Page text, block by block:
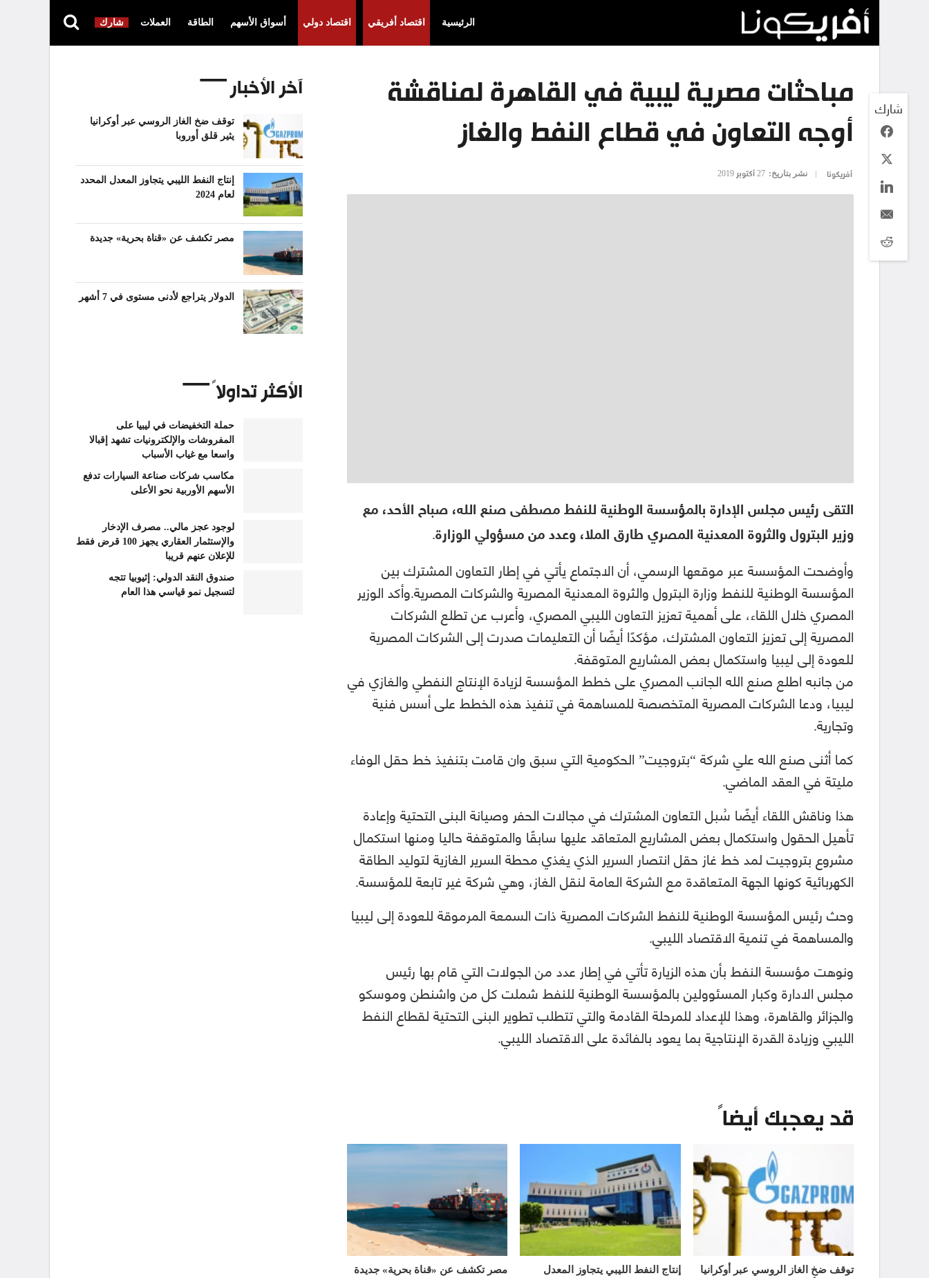
الرئيسية اقتصاد أفريقي اقتصاد دولي أسواق الأسهم الطاقة العملات شارك
مباحثات مصرية ليبية في القاهرة لمناقشة
أوجه التعاون في قطاع النفط والغاز
أفريكونا نشر بتاريخ: 27 أكتوبر 2019
شارك
التقى رئيس مجلس الإدارة بالمؤسسة الوطنية للنفط مصطفى صنع الله، صباح الأحد، مع
وزير البترول والثروة المعدنية المصري طارق الملا، وعدد من مسؤولي الوزارة.
وأوضحت المؤسسة عبر موقعها الرسمي، أن الاجتماع يأتي في إطار التعاون المشترك بين
المؤسسة الوطنية للنفط وزارة البترول والثروة المعدنية المصرية والشركات المصرية.وأكد الوزير
المصري خلال اللقاء، على أهمية تعزيز التعاون الليبي المصري، وأعرب عن تطلع الشركات
المصرية إلى تعزيز التعاون المشترك، مؤكدًا أيضًا أن التعليمات صدرت إلى الشركات المصرية
للعودة إلى ليبيا واستكمال بعض المشاريع المتوقفة.
من جانبه اطلع صنع الله الجانب المصري على خطط المؤسسة لزيادة الإنتاج النفطي والغازي في
ليبيا، ودعا الشركات المصرية المتخصصة للمساهمة في تنفيذ هذه الخطط على أسس فنية
وتجارية.
كما أثنى صنع الله علي شركة “بتروجيت” الحكومية التي سبق وان قامت بتنفيذ خط حقل الوفاء
مليتة في العقد الماضي.
هذا وناقش اللقاء أيضًا سُبل التعاون المشترك في مجالات الحفر وصيانة البنى التحتية وإعادة
تأهيل الحقول واستكمال بعض المشاريع المتعاقد عليها سابقًا والمتوقفة حاليا ومنها استكمال
مشروع بتروجيت لمد خط غاز حقل انتصار السرير الذي يغذي محطة السرير الغازية لتوليد الطاقة
الكهربائية كونها الجهة المتعاقدة مع الشركة العامة لنقل الغاز، وهي شركة غير تابعة للمؤسسة.
وحث رئيس المؤسسة الوطنية للنفط الشركات المصرية ذات السمعة المرموقة للعودة إلى ليبيا
والمساهمة في تنمية الاقتصاد الليبي.
ونوهت مؤسسة النفط بأن هذه الزيارة تأتي في إطار عدد من الجولات التي قام بها رئيس
مجلس الادارة وكبار المسئوولين بالمؤسسة الوطنية للنفط شملت كل من واشنطن وموسكو
والجزائر والقاهرة، وهذا للإعداد للمرحلة القادمة والتي تتطلب تطوير البنى التحتية لقطاع النفط
الليبي وزيادة القدرة الإنتاجية بما يعود بالفائدة على الاقتصاد الليبي.
قد يعجبك أيضاً
توقف ضخ الغاز الروسي عبر أوكرانيا
إنتاج النفط الليبي يتجاوز المعدل
مصر تكشف عن «قناة بحرية» جديدة
آخر الأخبار
توقف ضخ الغاز الروسي عبر أوكرانيا
يثير قلق أوروبا
إنتاج النفط الليبي يتجاوز المعدل المحدد
لعام 2024
مصر تكشف عن «قناة بحرية» جديدة
الدولار يتراجع لأدنى مستوى في 7 أشهر
الأكثر تداولاً
حملة التخفيضات في ليبيا على
المفروشات والإلكترونيات تشهد إقبالا
واسعا مع غياب الأسباب
مكاسب شركات صناعة السيارات تدفع
الأسهم الأوربية نحو الأعلى
لوجود عجز مالي.. مصرف الإدخار
والإستثمار العقاري يجهز 100 قرض فقط
للإعلان عنهم قريبا
صندوق النقد الدولي: إثيوبيا تتجه
لتسجيل نمو قياسي هذا العام